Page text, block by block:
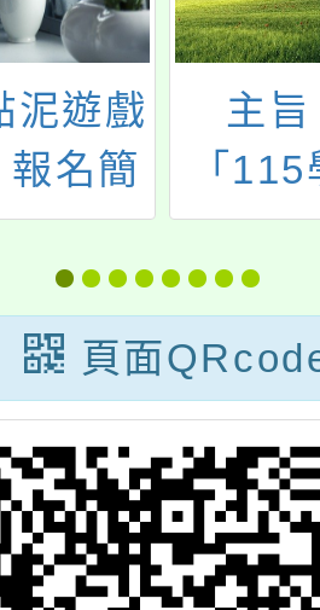
泥遊戲
名簡
主
「
國學
賽」
號指
案】
校於
17日
意見
頁面